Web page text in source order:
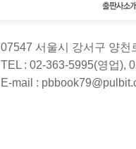
07547 서울시 강서구 양
TEL : 02-363-5995(영업),
E-mail :